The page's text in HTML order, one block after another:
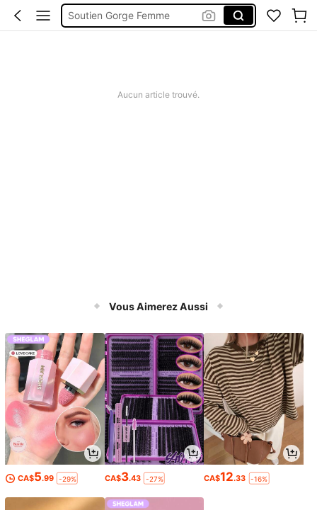
Soutien Gorge Femme
Aucun article trouvé.
Vous Aimerez Aussi
CA$5.99 -29% CA$3.43 -27% CA$12.33 -16%